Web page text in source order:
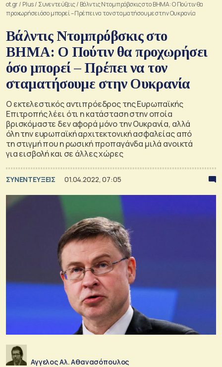
ot.gr/ Plus/ Συνεντεύξεις/ Βάλντις Ντομπρόβσκις στο ΒΗΜΑ: Ο Πούτιν θα
προχωρήσει όσο μπορεί – Πρέπει να τον σταματήσουμε στην Ουκρανία
Βάλντις Ντομπρόβσκις στο
ΒΗΜΑ: Ο Πούτιν θα προχωρήσει
όσο μπορεί – Πρέπει να τον
σταματήσουμε στην Ουκρανία
Ο εκτελεστικός αντιπρόεδρος της Ευρωπαϊκής
Επιτροπής λέει ότι η κατάσταση στην οποία
βρισκόμαστε δεν αφορά μόνο την Ουκρανία, αλλά
όλη την ευρωπαϊκή αρχιτεκτονική ασφαλείας από
τη στιγμή που η ρωσική προπαγάνδα μιλά ανοικτά
για εισβολή και σε άλλες χώρες
ΣΥΝΕΝΤΕΥΞΕΙΣ 01.04.2022, 07:05
Αγγελος Αλ. Αθανασόπουλος